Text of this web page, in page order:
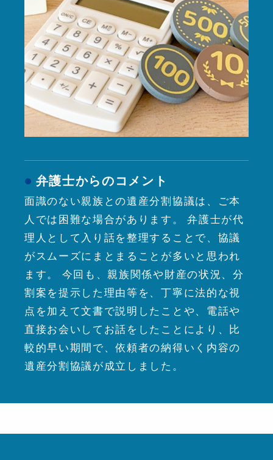
弁護士からのコメント
面識のない親族との遺産分割協議は、ご本
人では困難な場合があります。 弁護士が代
理人として入り話を整理することで、協議
がスムーズにまとまることが多いと思われ
ます。 今回も、親族関係や財産の状況、分
割案を提示した理由等を、丁寧に法的な視
点を加えて文書で説明したことや、電話や
直接お会いしてお話をしたことにより、比
較的早い期間で、依頼者の納得いく内容の
遺産分割協議が成立しました。